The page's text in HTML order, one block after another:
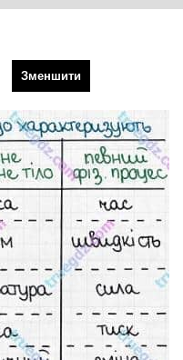
Зменшити